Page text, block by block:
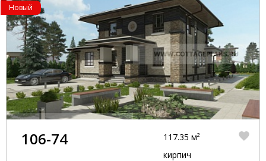
Новый
106-74
117.35 м²
кирпич